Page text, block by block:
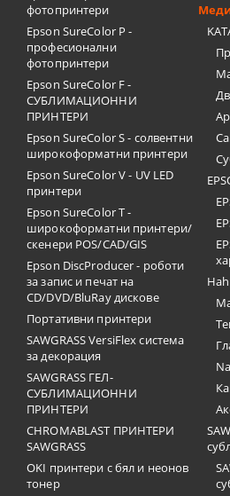
фотопринтери
Epson SureColor P -
професионални
фотопринтери
Epson SureColor F -
СУБЛИМАЦИОННИ
ПРИНТЕРИ
Epson SureColor S - солвентни
широкоформатни принтери
Epson SureColor V - UV LED
принтери
Epson SureColor T -
широкоформатни принтери/
скенери POS/CAD/GIS
Epson DiscProducer - роботи
за запис и печат на
CD/DVD/BluRay дискове
Портативни принтери
SAWGRASS VersiFlex система
за декорация
SAWGRASS ГЕЛ-
СУБЛИМАЦИОННИ
ПРИНТЕРИ
CHROMABLAST ПРИНТЕРИ
SAWGRASS
OKI принтери с бял и неонов
тонер